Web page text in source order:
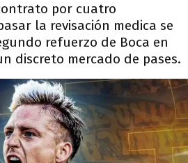
por cuatro
la revisación medica se
refuerzo de Boca en
discreto mercado de pases.